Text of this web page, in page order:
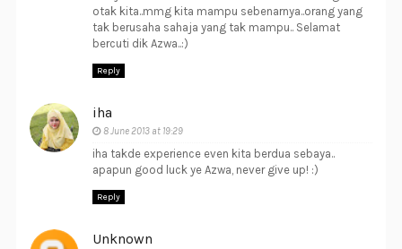
otak kita..mmg kita mampu sebenarnya..orang yang
tak berusaha sahaja yang tak mampu.. Selamat
bercuti dik Azwa..:)
Reply
iha
8 June 2013 at 19:29
iha takde experience even kita berdua sebaya..
apapun good luck ye Azwa, never give up! :)
Reply
Unknown